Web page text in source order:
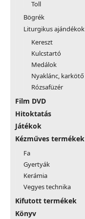
Toll
Bögrék
Liturgikus ajándékok
Kereszt
Kulcstartó
Medálok
Nyaklánc, karkötő
Rózsafüzér
Film DVD
Hitoktatás
Játékok
Kézműves termékek
Fa
Gyertyák
Kerámia
Vegyes technika
Kifutott termékek
Könyv